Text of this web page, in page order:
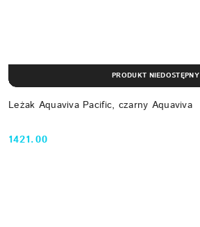
Leżak Aquaviva Pacific, czarny Aquaviva
Cena:
1421.00
PRODUKT NIEDOSTĘPNY